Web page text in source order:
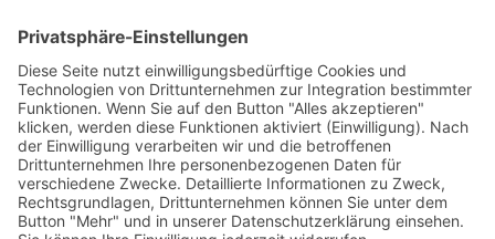
Susanne Steiger
Geschäfte
Newsletter
Kontakt